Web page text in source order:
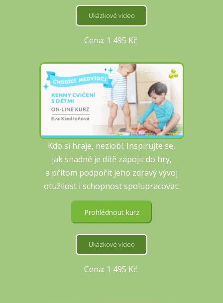
Ukázkové video
Cena: 1 495 Kč
Kdo si hraje, nezlobí. Inspirujte se,
jak snadné je dítě zapojit do hry,
a přitom podpořit jeho zdravý vývoj
otužilost i schopnost spolupracovat.
Prohlédnout kurz
Ukázkové video
Cena: 1 495 Kč